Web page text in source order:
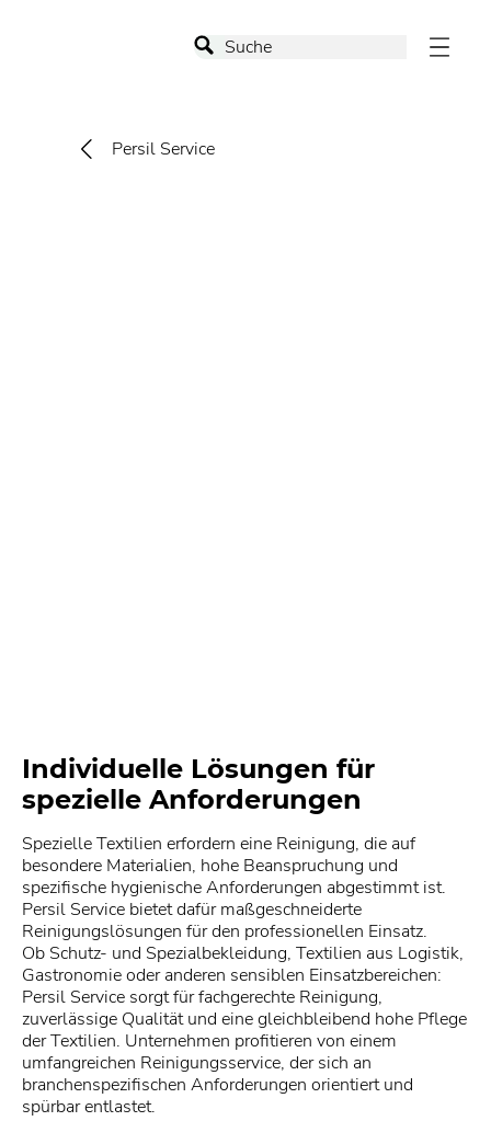
Persil Service
Individuelle Lösungen für
spezielle Anforderungen
Spezielle Textilien erfordern eine Reinigung, die auf
besondere Materialien, hohe Beanspruchung und
spezifische hygienische Anforderungen abgestimmt ist.
Persil Service bietet dafür maßgeschneiderte
Reinigungslösungen für den professionellen Einsatz.
Ob Schutz- und Spezialbekleidung, Textilien aus Logistik,
Gastronomie oder anderen sensiblen Einsatzbereichen:
Persil Service sorgt für fachgerechte Reinigung,
zuverlässige Qualität und eine gleichbleibend hohe Pflege
der Textilien. Unternehmen profitieren von einem
umfangreichen Reinigungsservice, der sich an
branchenspezifischen Anforderungen orientiert und
spürbar entlastet.